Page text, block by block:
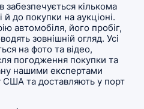
забезпечується кількома
до покупки на аукціоні.
автомобіля, його пробіг,
зовнішній огляд. Усі
на фото та відео,
погодження покупки та
нашими експертами
США та доставляють у порт